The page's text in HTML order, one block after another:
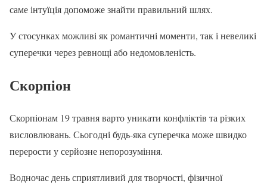
саме інтуїція допоможе знайти правильний шлях.
У стосунках можливі як романтичні моменти, так і невеликі
суперечки через ревнощі або недомовленість.
Скорпіон
Скорпіонам 19 травня варто уникати конфліктів та різких
висловлювань. Сьогодні будь-яка суперечка може швидко
перерости у серйозне непорозуміння.
Водночас день сприятливий для творчості, фізичної